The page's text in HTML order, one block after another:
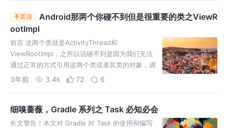
置顶
Android那两个你碰不到但是很重要的类之ViewR
ootImpl
前言 这两个类就是ActivityThread和
ViewRootImpl，之所以说碰不到是因为我们无法
通过正常的方式引用这两个类或者其类的对象，调
用方法或者直接拿他的属性。但他们其实又无处不
3年前 3.4k 72 6
细嗅蔷薇，Gradle 系列之 Task 必知必会
长文警告！本文对 Gradle 对 Task 的使用和编写